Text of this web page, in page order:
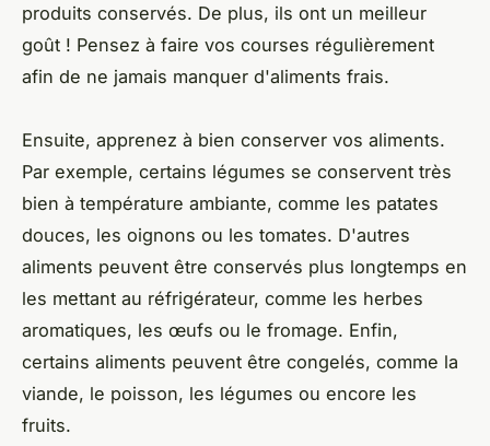
produits conservés. De plus, ils ont un meilleur
goût ! Pensez à faire vos courses régulièrement
afin de ne jamais manquer d'aliments frais.
Ensuite, apprenez à bien conserver vos aliments.
Par exemple, certains légumes se conservent très
bien à température ambiante, comme les patates
douces, les oignons ou les tomates. D'autres
aliments peuvent être conservés plus longtemps en
les mettant au réfrigérateur, comme les herbes
aromatiques, les œufs ou le fromage. Enfin,
certains aliments peuvent être congelés, comme la
viande, le poisson, les légumes ou encore les
fruits.